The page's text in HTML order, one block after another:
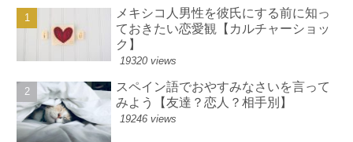
メキシコ人男性を彼氏にする前に知っ
ておきたい恋愛観【カルチャーショッ
ク】
19320 views
スペイン語でおやすみなさいを言って
みよう【友達？恋人？相手別】
19246 views